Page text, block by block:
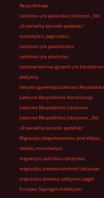
Respublikoje
Leidimas yra pakeistas įstatymo „Dėl
užsieniečių teisinės padėties“
nustatytais pagrindais
Leidimas yra panaikintas
Leidimas yra prarastas
Leidime laikinai gyventi yra klastojimo
požymių
lietuvos gyventojaiLietuvos Respublika
Lietuvos Respublikos Konstitucija
Lietuvos Respublikos įstatymas
Lietuvos Respublikos įstatymas „Dėl
užsieniečių teisinės padėties“
Migracijos departamentas prie Vidaus
reikalų ministerijos
migracijos politikos vykdymas
migracijos proceso kontrolė Lietuvoje
migracijos procesų valdymas pagal
Europos Sąjungos direktyvas